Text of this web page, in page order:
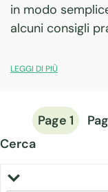
in modo
alcuni consigli
LEGGI DI PIÙ
Page 1
Cerca